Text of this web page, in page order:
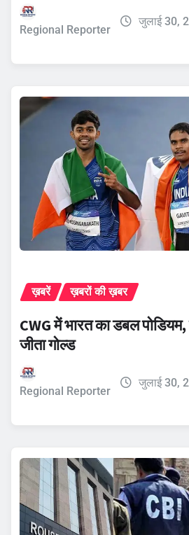
Regional Reporter
जुलाई 30,
ख़बरें ख़बरों की ख़बर
CWG में भारत का डबल पोडियम,
जीता गोल्ड
Regional Reporter
जुलाई 30,